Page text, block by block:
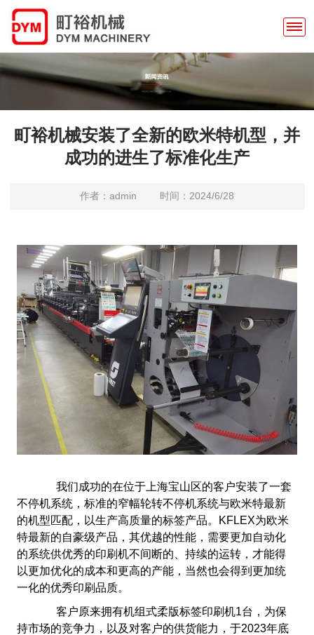
町裕机械安装了全新的欧米特机型，并
成功的进生了标准化生产
作者：admin 时间：2024/6/28
我们成功的在位于上海宝山区的客户安装了一套
不停机系统，标准的窄幅轮转不停机系统与欧米特最新
的机型匹配，以生产高质量的标签产品。
KFLEX为欧米
特最新的自豪级产品，其优越的性能，需要更加自动化
的系统供优秀的印刷机不间断的、持续的运转，才能得
以更加优化的成本和更高的产能，当然也会得到更加统
一化的优秀印刷品质。
客户原来拥有机组式柔版标签印刷机1台，为保
持市场的竞争力，以及对客户的供货能力，于2023年底